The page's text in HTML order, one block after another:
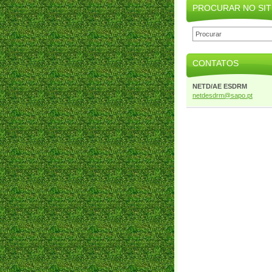
PROCURAR NO
CONTATOS
NETD/AE ESDRM
netdesdrm@sapo.pt